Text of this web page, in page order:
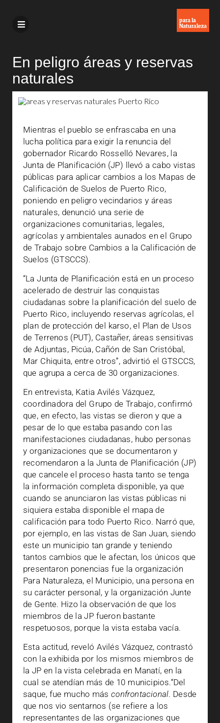
En peligro áreas y reservas
naturales
Mientras el pueblo se enfrascaba en una
lucha política para exigir la renuncia del
gobernador Ricardo Rosselló Nevares, la
Junta de Planificación (JP) llevó a cabo vistas
públicas para aplicar cambios a los Mapas de
Calificación de Suelos de Puerto Rico,
poniendo en peligro vecindarios y áreas
naturales, denunció una serie de
organizaciones comunitarias, legales,
agrícolas y ambientales aunados en el Grupo
de Trabajo sobre Cambios a la Calificación de
Suelos (GTSCCS).
“La Junta de Planificación está en un proceso
acelerado de destruir las conquistas
ciudadanas sobre la planificación del suelo de
Puerto Rico, incluyendo reservas agrícolas, el
plan de protección del karso, el Plan de Usos
de Terrenos (PUT), Castañer, áreas sensitivas
de Adjuntas, Picúa, Cañón de San Cristóbal,
Mar Chiquita, entre otros”, advirtió el GTSCCS,
que agrupa a cerca de 30 organizaciones.
En entrevista, Katia Avilés Vázquez,
coordinadora del Grupo de Trabajo, confirmó
que, en efecto, las vistas se dieron y que a
pesar de lo que estaba pasando con las
manifestaciones ciudadanas, hubo personas
y organizaciones que se documentaron y
recomendaron a la Junta de Planificación (JP)
que cancele el proceso hasta tanto se tenga
la información completa disponible, ya que
cuando se anunciaron las vistas públicas ni
siquiera estaba disponible el mapa de
calificación para todo Puerto Rico. Narró que,
por ejemplo, en las vistas de San Juan, siendo
este un municipio tan grande y teniendo
tantos cambios que le afectan, los únicos que
presentaron ponencias fue la organización
Para Naturaleza, el Municipio, una persona en
su carácter personal, y la organización Junte
de Gente. Hizo la observación de que los
miembros de la JP fueron bastante
respetuosos, porque la vista estaba vacía.
Esta actitud, reveló Avilés Vázquez, contrastó
con la exhibida por los mismos miembros de
la JP en la vista celebrada en Manatí, en la
cual se atendían más de 10 municipios.“Del
saque, fue mucho másconfrontacional. Desde
que nos vio sentarnos (se refiere a los
representantes de las organizaciones que